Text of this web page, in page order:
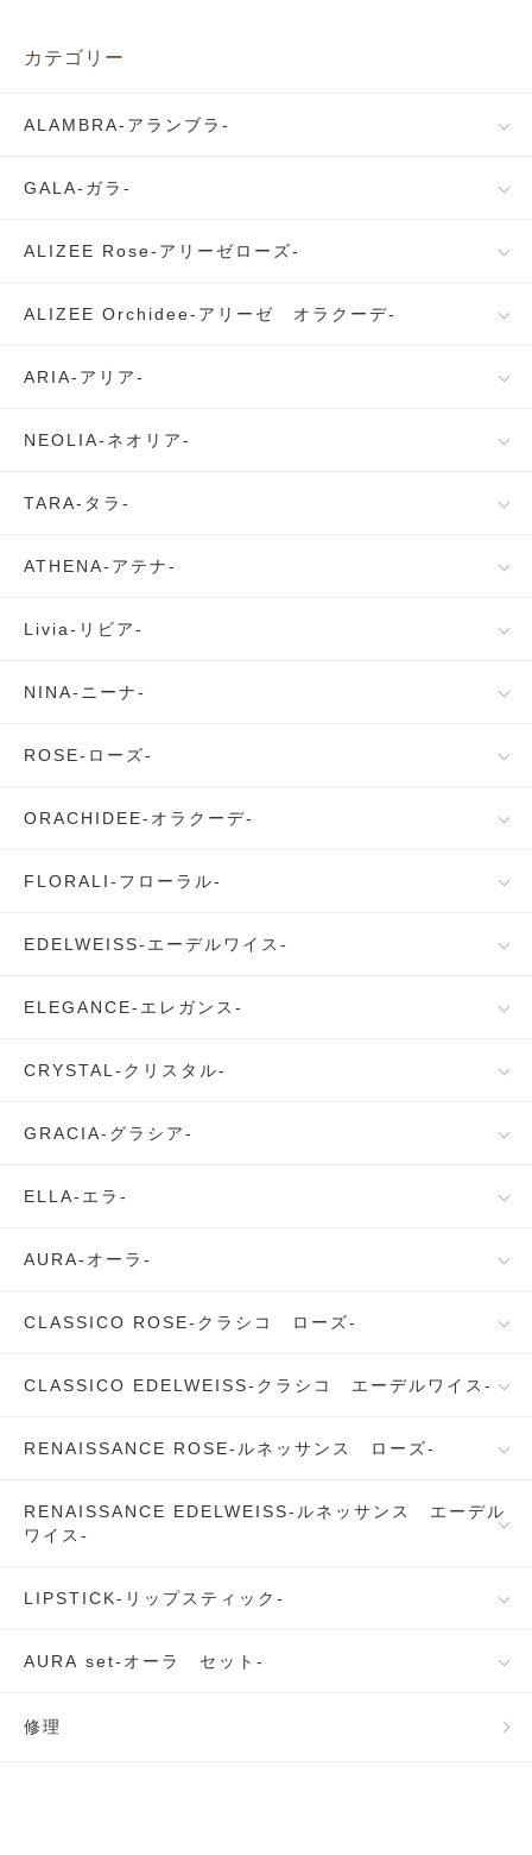
カテゴリー
ALAMBRA-アランブラ-
GALA-ガラ-
ALIZEE Rose-アリーゼローズ-
ALIZEE Orchidee-アリーゼ オラクーデ-
ARIA-アリア-
NEOLIA-ネオリア-
TARA-タラ-
ATHENA-アテナ-
Livia-リビア-
NINA-ニーナ-
ROSE-ローズ-
ORACHIDEE-オラクーデ-
FLORALI-フローラル-
EDELWEISS-エーデルワイス-
ELEGANCE-エレガンス-
CRYSTAL-クリスタル-
GRACIA-グラシア-
ELLA-エラ-
AURA-オーラ-
CLASSICO ROSE-クラシコ ローズ-
CLASSICO EDELWEISS-クラシコ エーデルワイス-
RENAISSANCE ROSE-ルネッサンス ローズ-
RENAISSANCE EDELWEISS-ルネッサンス エーデル
ワイス-
LIPSTICK-リップスティック-
AURA set-オーラ セット-
修理